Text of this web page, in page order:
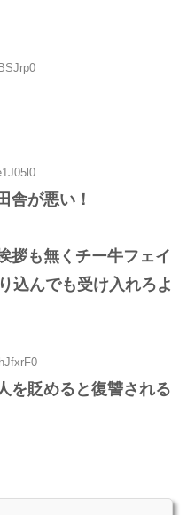
舎が悪い！
拶も無くチー牛フェイ
込んでも受け入れろよ
を貶めると復讐される